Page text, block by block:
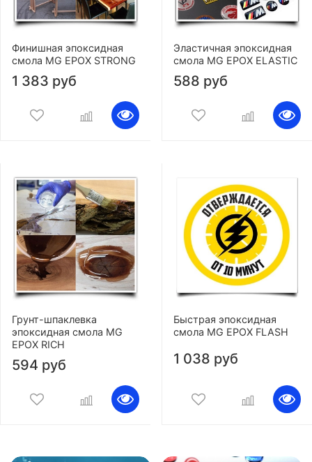
Финишная эпоксидная
смола MG EPOX STRONG
1 383 руб
Эластичная эпоксидная
смола MG EPOX ELASTIC
588 руб
Грунт-шпаклевка
эпоксидная смола MG
EPOX RICH
594 руб
Быстрая эпоксидная
смола MG EPOX FLASH
1 038 руб